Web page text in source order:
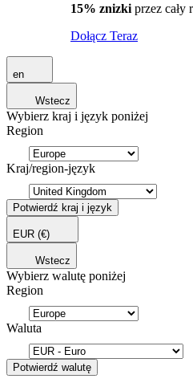
15% znizki przez cały
Dołącz Teraz
en
Wstecz
Wybierz kraj i język poniżej
Region
Kraj/region-język
Potwierdź kraj i język
EUR (€)
Wstecz
Wybierz walutę poniżej
Region
Waluta
Potwierdź walutę